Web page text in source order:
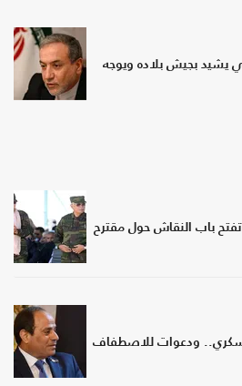
يشيد بجيش بلاده ويوجه
تفتح باب النقاش حول مقترح
ودعوات للاصطفاف